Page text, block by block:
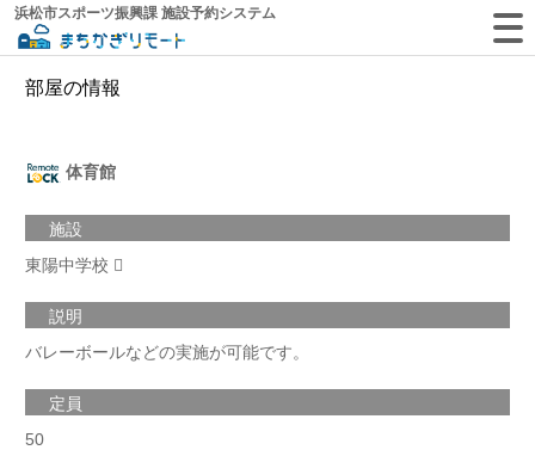
浜松市スポーツ振興課 施設予約システム
部屋の情報
体育館
施設
東陽中学校
説明
バレーボールなどの実施が可能です。
定員
50